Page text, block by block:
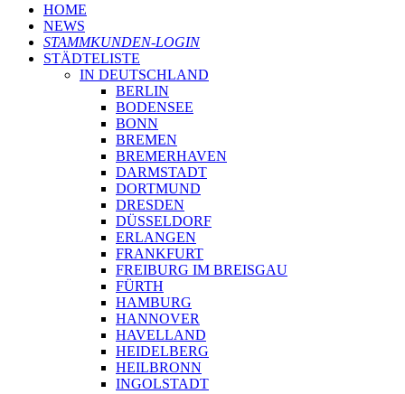
HOME
NEWS
STAMMKUNDEN-LOGIN
STÄDTELISTE
IN DEUTSCHLAND
BERLIN
BODENSEE
BONN
BREMEN
BREMERHAVEN
DARMSTADT
DORTMUND
DRESDEN
DÜSSELDORF
ERLANGEN
FRANKFURT
FREIBURG IM BREISGAU
FÜRTH
HAMBURG
HANNOVER
HAVELLAND
HEIDELBERG
HEILBRONN
INGOLSTADT